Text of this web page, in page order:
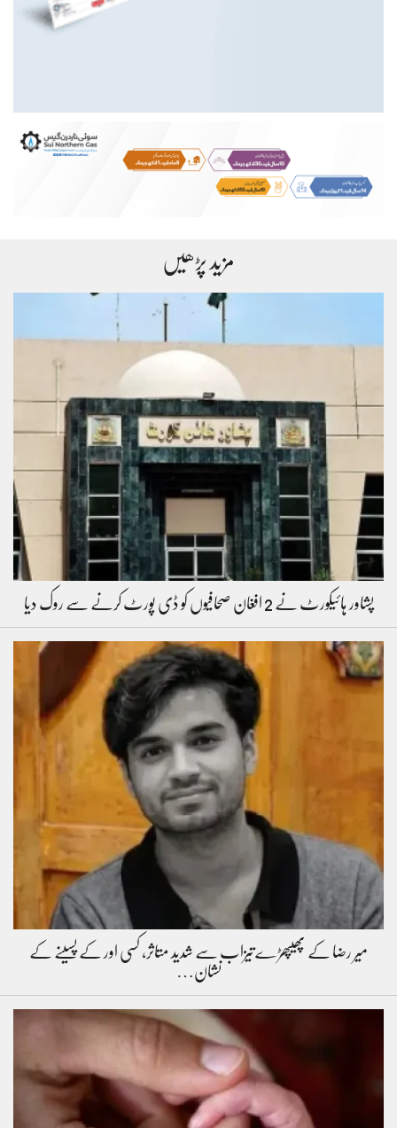
مزید پڑھیں
پشاور ہائیکورٹ نے 2 افغان صحافیوں کو ڈی پورٹ کرنے سے روک دیا
میر رضا کے پھیپھڑے تیزاب سے شدید متاثر، کسی اور کے پسینے کے
نشان…